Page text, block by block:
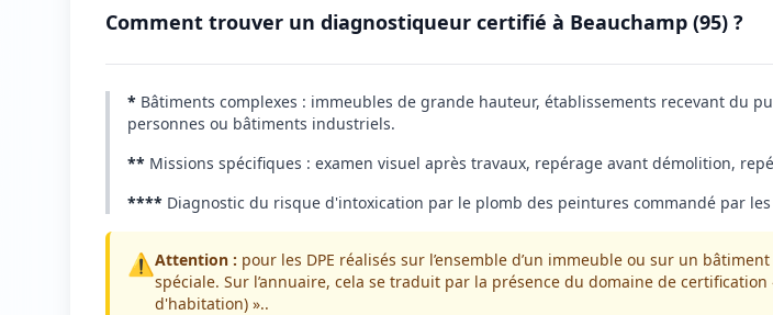
Comment trouver un diagnostiqueur certifié à Beauchamp (95) ?
* Bâtiments complexes : immeubles de grande hauteur, établissements recevant du
personnes ou bâtiments industriels.
** Missions spécifiques : examen visuel après travaux, repérage avant démolition,
**** Diagnostic du risque d'intoxication par le plomb des peintures commandé par
⚠️Attention : pour les DPE réalisés sur l’ensemble d’un immeuble ou sur un
spéciale. Sur l’annuaire, cela se traduit par la présence du domaine de
d'habitation) »..